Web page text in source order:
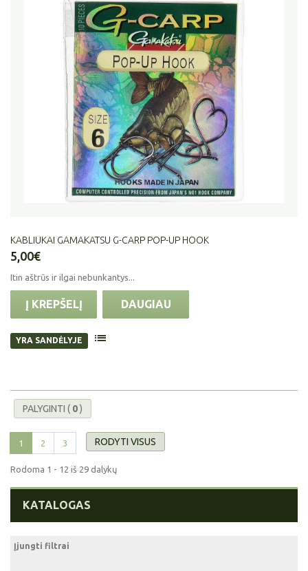
KABLIUKAI GAMAKATSU G-CARP POP-UP HOOK
5,00€
Itin aštrūs ir ilgai nebunkantys...
Į KREPŠELĮ DAUGIAU
YRA SANDĖLYJE
PALYGINTI ( 0)
RODYTI VISUS
1 2 3
Rodoma 1 - 12 iš 29 dalykų
KATALOGAS
Įjungti filtrai